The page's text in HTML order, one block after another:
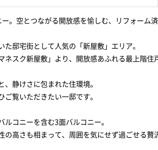
。空とつながる開放感を愉しむ、リフォーム
邸宅街として人気の「新屋敷」エリア。
ネスク新屋敷」より、開放感あふれる最上階住
、静けさに包まれた住環境。
ご覧いただきたい一邸です。
コニーを含む3面バルコニー。
の高さも相まって、周囲を気にせず過ごせる贅